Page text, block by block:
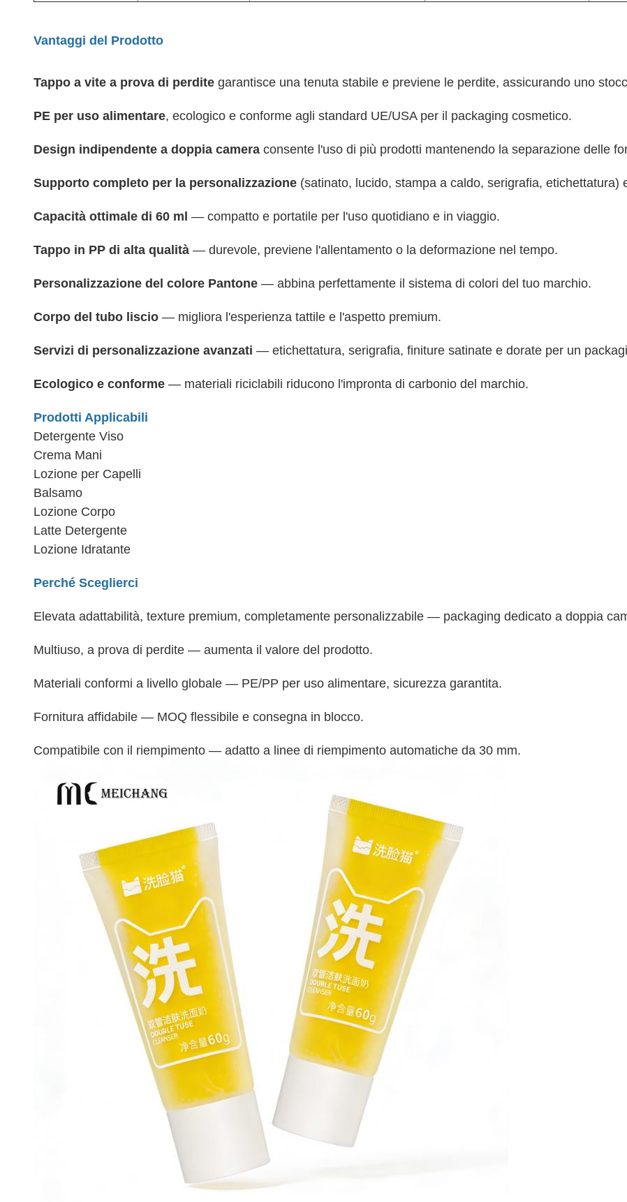
Vantaggi del Prodotto
Tappo a vite a prova di perdite garantisce una tenuta stabile e previene le perdite, assicurando uno
PE per uso alimentare, ecologico e conforme agli standard UE/USA per il packaging cosmetico.
Design indipendente a doppia camera consente l'uso di più prodotti mantenendo la separazione delle
Supporto completo per la personalizzazione (satinato, lucido, stampa a caldo, serigrafia, etichettatura)
Capacità ottimale di 60 ml — compatto e portatile per l'uso quotidiano e in viaggio.
Tappo in PP di alta qualità — durevole, previene l'allentamento o la deformazione nel tempo.
Personalizzazione del colore Pantone — abbina perfettamente il sistema di colori del tuo marchio.
Corpo del tubo liscio — migliora l'esperienza tattile e l'aspetto premium.
Servizi di personalizzazione avanzati — etichettatura, serigrafia, finiture satinate e dorate per un
Ecologico e conforme — materiali riciclabili riducono l'impronta di carbonio del marchio.
Prodotti Applicabili
Detergente Viso
Crema Mani
Lozione per Capelli
Balsamo
Lozione Corpo
Latte Detergente
Lozione Idratante
Perché Sceglierci
Elevata adattabilità, texture premium, completamente personalizzabile — packaging dedicato a doppia
Multiuso, a prova di perdite — aumenta il valore del prodotto.
Materiali conformi a livello globale — PE/PP per uso alimentare, sicurezza garantita.
Fornitura affidabile — MOQ flessibile e consegna in blocco.
Compatibile con il riempimento — adatto a linee di riempimento automatiche da 30 mm.